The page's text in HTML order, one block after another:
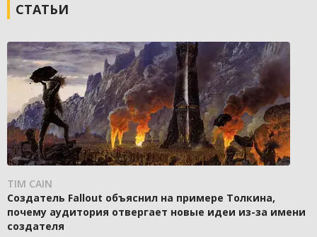
СТАТЬИ
TIM CAIN
Создатель Fallout объяснил на примере Толкина,
почему аудитория отвергает новые идеи из-за имени
создателя